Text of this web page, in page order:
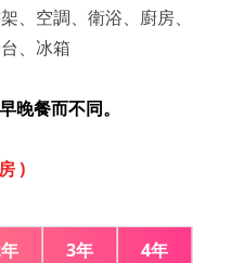
、空調、衛浴、廚房、
、冰箱
晚餐而不同。
)
3年 4年